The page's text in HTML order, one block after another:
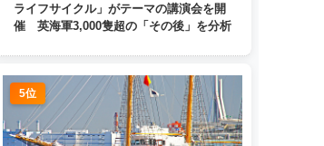
ライフサイクル」がテーマの講演会を開
催 英海軍3,000隻超の「その後」を分析
5位